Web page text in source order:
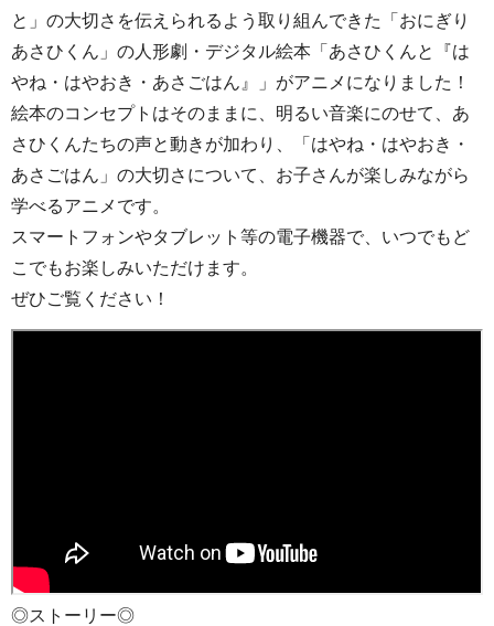
と」の大切さを伝えられるよう取り組んできた「おにぎり
あさひくん」の人形劇・デジタル絵本「あさひくんと『は
やね・はやおき・あさごはん』」がアニメになりました！
絵本のコンセプトはそのままに、明るい音楽にのせて、あ
さひくんたちの声と動きが加わり、「はやね・はやおき・
あさごはん」の大切さについて、お子さんが楽しみながら
学べるアニメです。
スマートフォンやタブレット等の電子機器で、いつでもど
こでもお楽しみいただけます。
ぜひご覧ください！
◎ストーリー◎